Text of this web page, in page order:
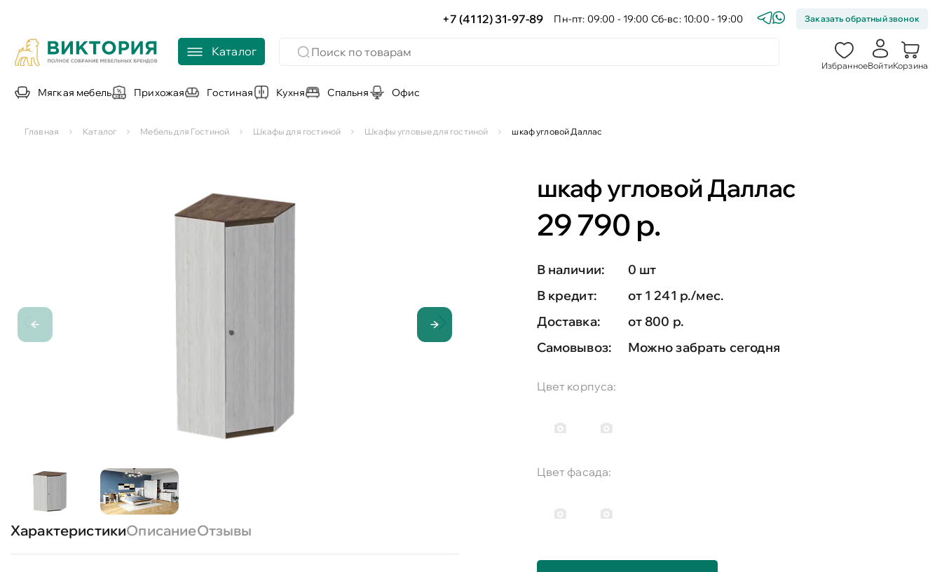
+7 (4112) 31-97-89 Пн-пт: 09:00 - 19:00 Сб-вс: 10:00 - 19:00 Заказать обратный звонок
Каталог
ИзбранноеВойтиКорзина
Мягкая мебель Прихожая Гостиная Кухня Спальня Офис
Главная Каталог Мебель для Гостиной Шкафы для гостиной Шкафы угловые для гостиной шкаф угловой Даллас
ХарактеристикиОписаниеОтзывы
шкаф угловой Даллас
29 790 р.
В наличии:
0 шт
В кредит:
от 1 241 р./мес.
Доставка:
от 800 р.
Самовывоз:
Можно забрать сегодня
Цвет корпуса:
Цвет фасада: